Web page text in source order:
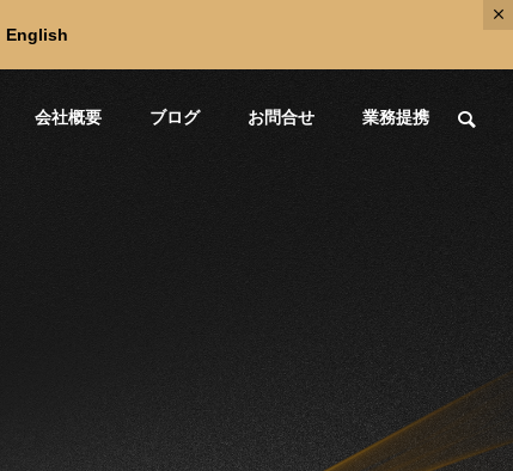
English
会社概要 ブログ お問合せ 業務提携